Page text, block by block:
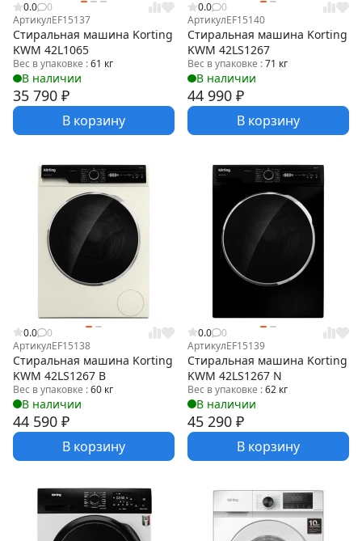
0.0
0
АртикулEF15137
Стиральная машина Korting
KWM 42L1065
Вес в упаковке :61 кг
В наличии
35 790 ₽
В корзину
0.0
0
АртикулEF15140
Стиральная машина Korting
KWM 42LS1267
Вес в упаковке :71 кг
В наличии
44 990 ₽
В корзину
0.0
0
АртикулEF15138
Стиральная машина Korting
KWM 42LS1267 B
Вес в упаковке :60 кг
В наличии
44 590 ₽
В корзину
0.0
0
АртикулEF15139
Стиральная машина Korting
KWM 42LS1267 N
Вес в упаковке :62 кг
В наличии
45 290 ₽
В корзину